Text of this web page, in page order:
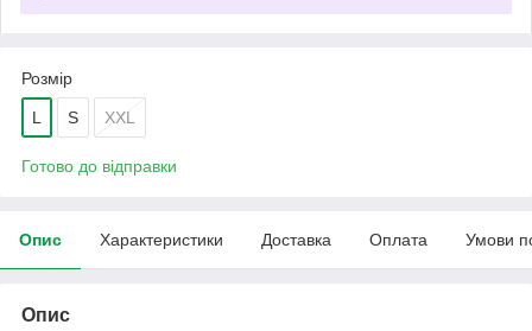
Розмір
L S XXL
Готово до відправки
Опис Характеристики Доставка Оплата Умови
Опис